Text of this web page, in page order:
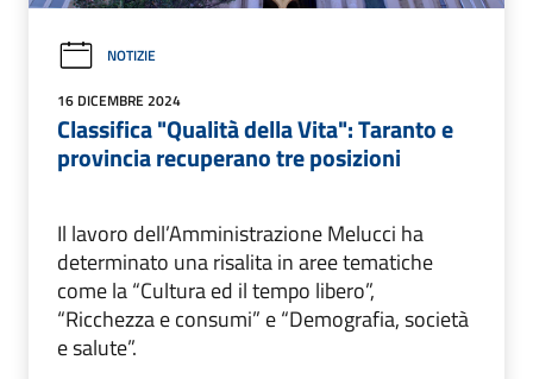
NOTIZIE
16 DICEMBRE 2024
Classifica "Qualità della Vita": Taranto e
provincia recuperano tre posizioni
Il lavoro dell’Amministrazione Melucci ha
determinato una risalita in aree tematiche
come la “Cultura ed il tempo libero”,
“Ricchezza e consumi” e “Demografia, società
e salute”.